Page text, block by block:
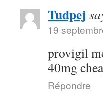
Tudpej
19
provigil
40mg
Répondre